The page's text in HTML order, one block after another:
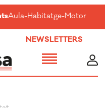
Aula-Habitatge-Motor-
NEWSLETTERS